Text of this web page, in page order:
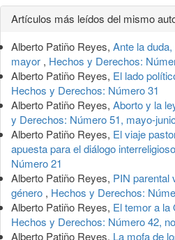
Detalles
del
artículo
Artículos más leídos del mismo
Alberto Patiño Reyes, Ante la
mayor , Hechos y Derechos:
Alberto Patiño Reyes, El lado
Hechos y Derechos: Número 31
Alberto Patiño Reyes, Aborto y la
y Derechos: Número 51, mayo-
Alberto Patiño Reyes, El viaje
apuesta para el diálogo interreligioso
Número 21
Alberto Patiño Reyes, PIN parental
género , Hechos y Derechos:
Alberto Patiño Reyes, El temor a la
Hechos y Derechos: Número 42,
Alberto Patiño Reyes, La mofa de